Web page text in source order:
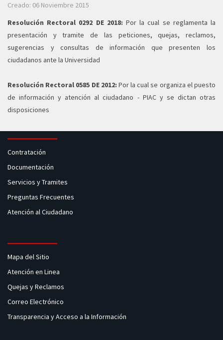
Creado: 06 Noviembre 2015
Resolución Rectoral 0292 DE 2018: Por la cual se reglamenta la
presentación y tramite de las peticiones, quejas, reclamos,
sugerencias y consultas de información que presenten los
ciudadanos ante la Universidad
Resolución Rectoral 0585 DE 2012: Por la cual se organiza el puesto
de información y atención al ciudadano - PIAC y se dictan otras
disposiciones
Contratación
Documentación
Servicios y Tramites
Preguntas Frecuentes
Atención al Ciudadano
Mapa del Sitio
Atención en Linea
Quejas y Reclamos
Correo Electrónico
Transparencia y Acceso a la Información